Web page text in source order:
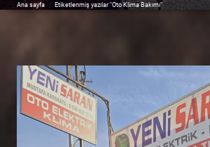
Ana sayfa / Etiketlenmiş yazılar "Oto Klima Bakımı"